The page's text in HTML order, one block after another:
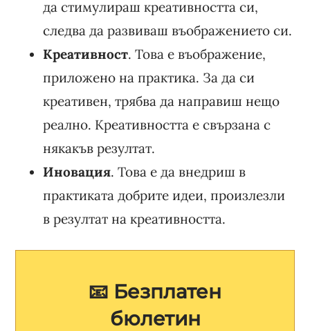
да стимулираш креативността си,
следва да развиваш въображението си.
Креативност. Това е въображение,
приложено на практика. За да си
креативен, трябва да направиш нещо
реално. Креативността е свързана с
някакъв резултат.
Иновация. Това е да внедриш в
практиката добрите идеи, произлезли
в резултат на креативността.
📧 Безплатен
бюлетин